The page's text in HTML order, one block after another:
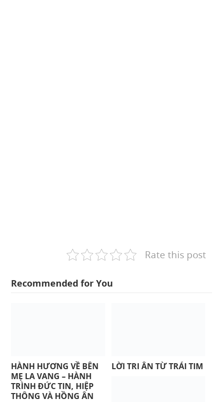
Rate this post
Recommended for You
HÀNH HƯƠNG VỀ BÊN
MẸ LA VANG – HÀNH
TRÌNH ĐỨC TIN, HIỆP
THÔNG VÀ HỒNG ÂN
LỜI TRI ÂN TỪ TRÁI TIM